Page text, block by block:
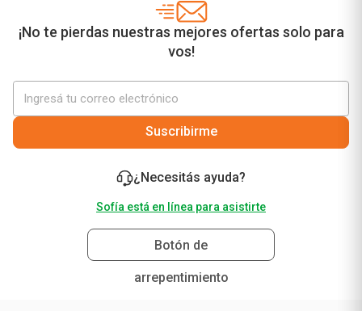
¡No te pierdas nuestras mejores ofertas solo para
vos!
Suscribirme
¿Necesitás ayuda?
Sofía está en línea para asistirte
Botón de
arrepentimiento
garnier toque seco crema facial
. mela b3
6
get the look
8
9